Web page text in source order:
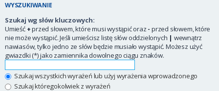
WYSZUKIWANIE
Szukaj wg słów kluczowych:
Umieść +przed słowem, które musi wystąpić oraz - przed słowem, które
nie może wystąpić. Jeśli umieścisz listę słów oddzielonych | wewnątrz
nawiasów, tylko jedno ze słów będzie musiało wystąpić. Możesz użyć
gwiazdki (*) jako zamiennika dowolnego ciągu znaków.
Szukaj wszystkich wyrażeń lub użyj wyrażenia wprowadzonego
Szukaj któregokolwiek z wyrażeń